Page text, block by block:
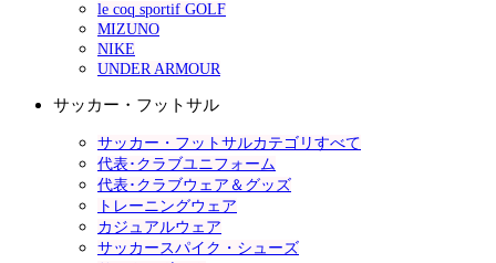
le coq sportif GOLF
MIZUNO
NIKE
UNDER ARMOUR
サッカー・フットサル
サッカー・フットサルカテゴリすべて
代表･クラブユニフォーム
代表･クラブウェア＆グッズ
トレーニングウェア
カジュアルウェア
サッカースパイク・シューズ